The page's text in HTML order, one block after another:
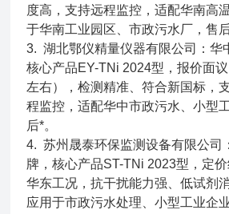
度高，支持远程监控，适配华南高
于华南工业园区、市政污水厂，售
3. 湖北鄂仪精量仪器有限公司：华
核心产品EY-TNi 2024型，报价面
左右），检测精准、符合新国标，
程监控，适配华中市政污水、小型
后*。
4. 苏州晟泰环保监测设备有限公司
牌，核心产品ST-TNi 2023型，定
华东工况，抗干扰能力强、低试剂
应用于市政污水处理、小型工业企